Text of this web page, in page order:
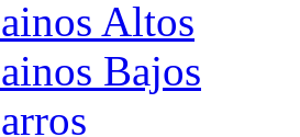
Altos
Bajos